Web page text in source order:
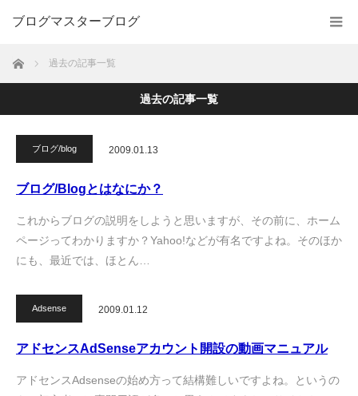
ブログマスターブログ
ホーム 過去の記事一覧
過去の記事一覧
ブログ/blog 2009.01.13
ブログ/Blogとはなにか？
これからブログの説明をしようと思いますが、その前に、ホーム
ページってわかりますか？Yahoo!などが有名ですよね。そのほか
にも、最近では、ほとん…
Adsense 2009.01.12
アドセンスAdSenseアカウント開設の動画マニュアル
アドセンスAdsenseの始め方って結構難しいですよね。というの